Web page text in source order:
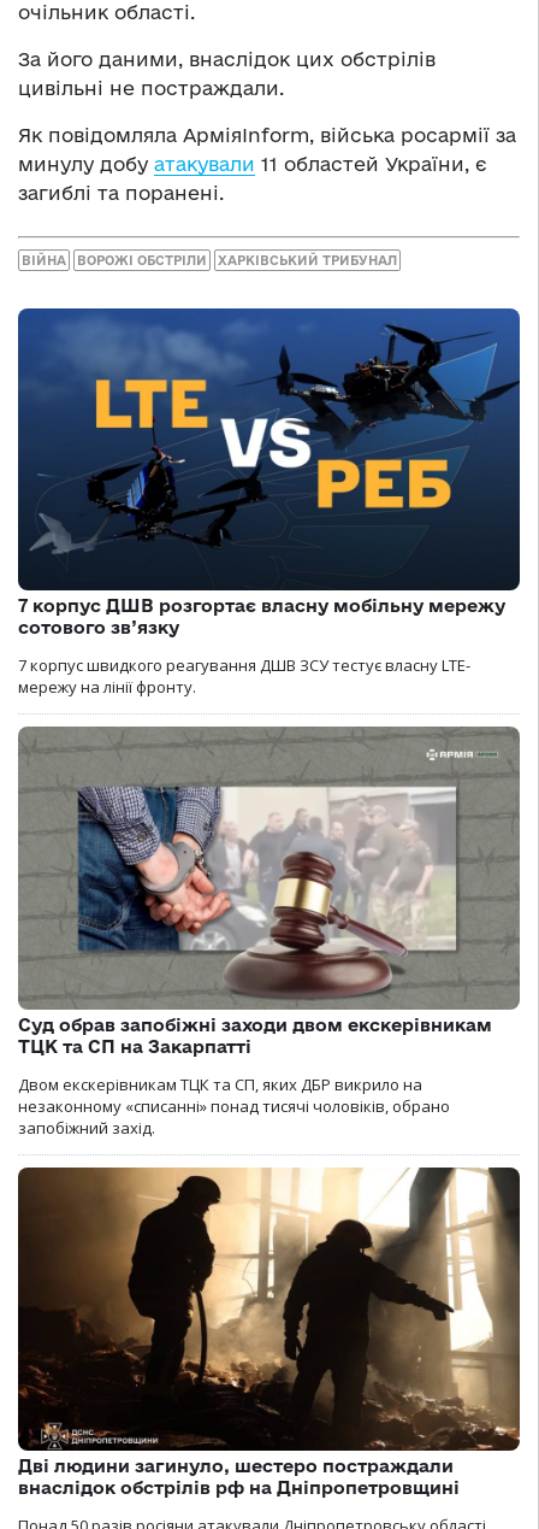
очільник області.
За його даними, внаслідок цих обстрілів
цивільні не постраждали.
Як повідомляла АрміяInform, війська росармії за
минулу добу атакували 11 областей України, є
загиблі та поранені.
ВІЙНА ВОРОЖІ ОБСТРІЛИ ХАРКІВСЬКИЙ ТРИБУНАЛ
7 корпус ДШВ розгортає власну мобільну мережу
сотового зв’язку
7 корпус швидкого реагування ДШВ ЗСУ тестує власну LTE-
мережу на лінії фронту.
Суд обрав запобіжні заходи двом екскерівникам
ТЦК та СП на Закарпатті
Двом екскерівникам ТЦК та СП, яких ДБР викрило на
незаконному «списанні» понад тисячі чоловіків, обрано
запобіжний захід.
Дві людини загинуло, шестеро постраждали
внаслідок обстрілів рф на Дніпропетровщині